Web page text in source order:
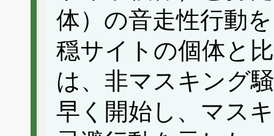
体）の音走性行動
穏サイトの個体と
は、非マスキング
早く開始し、マス